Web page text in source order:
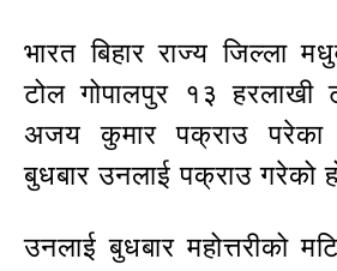
भारत बिहार राज्य जिल्ला
टोल गोपालपुर १३ हरलाखी
अजय कुमार पक्राउ
बुधबार उनलाई पक्राउ गरेको
उनलाई बुधबार महोत्तरीको